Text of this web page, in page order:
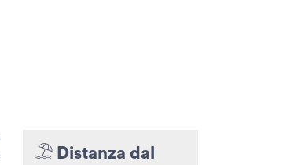
Distanza dal